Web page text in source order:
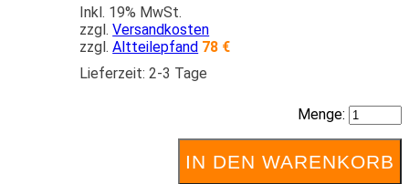
Inkl. 19% MwSt.
zzgl.Versandkosten
zzgl.Altteilepfand 78 €
Lieferzeit: 2-3 Tage
Menge:
IN DEN WARENKORB